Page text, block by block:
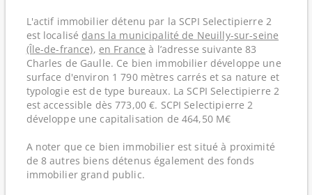
L'actif immobilier détenu par la SCPI Selectipierre 2
est localisé dans la municipalité de Neuilly-sur-seine
(Île-de-france), en France à l’adresse suivante 83
Charles de Gaulle. Ce bien immobilier développe une
surface d'environ 1 790 mètres carrés et sa nature et
typologie est de type bureaux. La SCPI Selectipierre 2
est accessible dès 773,00 €. SCPI Selectipierre 2
développe une capitalisation de 464,50 M€
A noter que ce bien immobilier est situé à proximité
de 8 autres biens détenus également des fonds
immobilier grand public.